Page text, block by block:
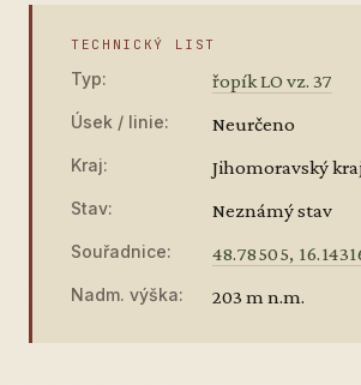
TECHNICKÝ LIST
Typ: řopík LO vz. 37
Úsek / linie: Neurčeno
Kraj: Jihomoravský
Stav: Neznámý stav
Souřadnice: 48.78505,
Nadm. výška: 203 m n.m.